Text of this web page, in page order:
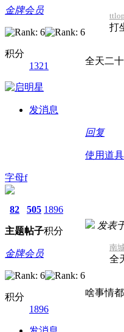
金牌会员
积分
1321
发消息
打
全天二
回复
使用道具
字母f
82
主题
505
帖子
1896
积分
金牌会员
积分
1896
发表
南
全
啥事情